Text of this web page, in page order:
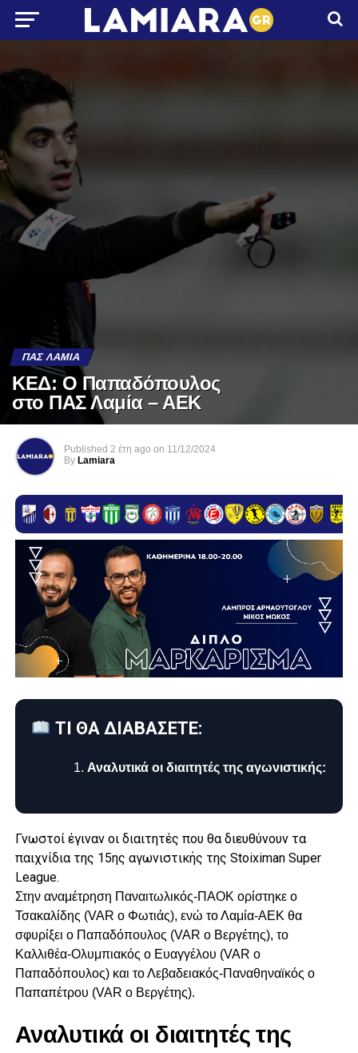
ΠΑΣ ΛΑΜΊΑ
ΚΕΔ: Ο Παπαδόπουλος
στο ΠΑΣ Λαμία – ΑΕΚ
Published 2 έτη ago on 11/12/2024
By Lamiara
ΤΙ ΘΑ ΔΙΑΒΑΣΕΤΕ:
Αναλυτικά οι διαιτητές της αγωνιστικής:
Γνωστοί έγιναν οι διαιτητές που θα διευθύνουν τα
παιχνίδια της 15ης αγωνιστικής της Stoiximan Super
League.
Στην αναμέτρηση Παναιτωλικός-ΠΑΟΚ ορίστηκε ο
Τσακαλίδης (VAR ο Φωτιάς), ενώ το Λαμία-ΑΕΚ θα
σφυρίξει ο Παπαδόπουλος (VAR ο Βεργέτης), το
Καλλιθέα-Ολυμπιακός ο Ευαγγέλου (VAR ο
Παπαδόπουλος) και το Λεβαδειακός-Παναθηναϊκός ο
Παπαπέτρου (VAR ο Βεργέτης).
Αναλυτικά οι διαιτητές της